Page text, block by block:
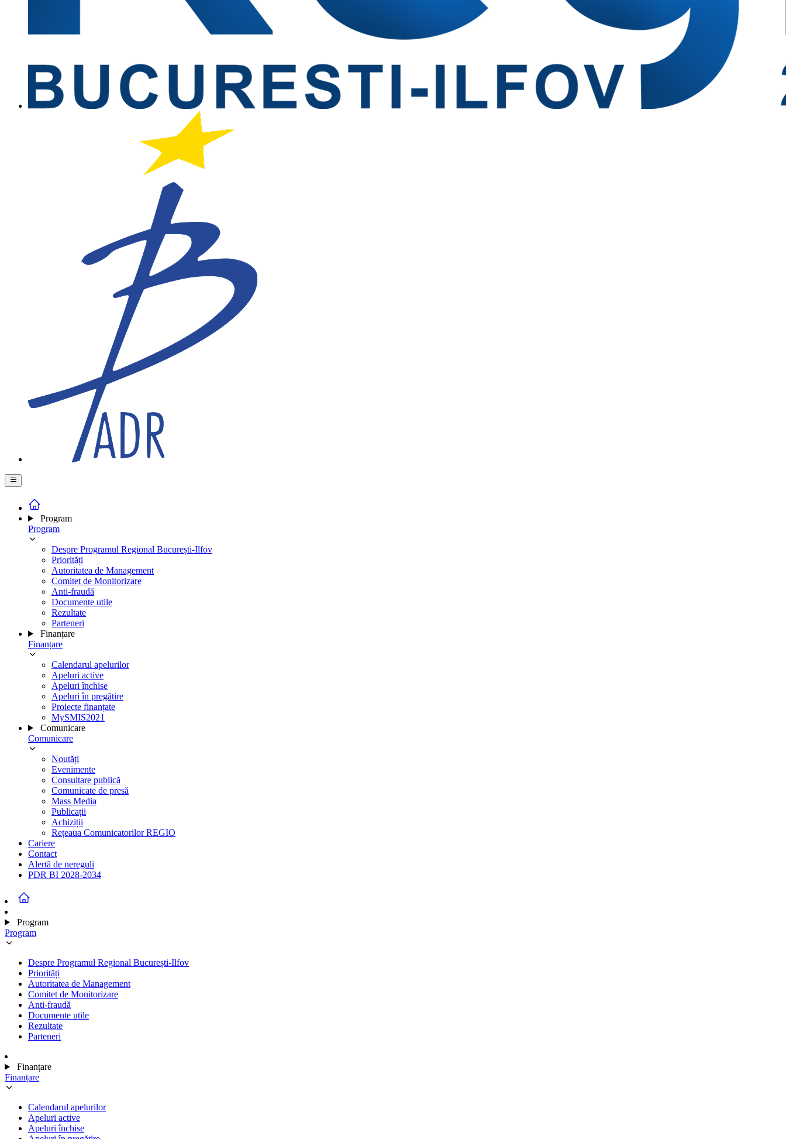
Program
Program
Despre Programul Regional București-Ilfov
Priorități
Autoritatea de Management
Comitet de Monitorizare
Anti-fraudă
Documente utile
Rezultate
Parteneri
Finanțare
Finanțare
Calendarul apelurilor
Apeluri active
Apeluri închise
Apeluri în pregătire
Proiecte finanțate
MySMIS2021
Comunicare
Comunicare
Noutăți
Evenimente
Consultare publică
Comunicate de presă
Mass Media
Publicații
Achiziții
Rețeaua Comunicatorilor REGIO
Cariere
Contact
Alertă de nereguli
PDR BI 2028-2034
Program
Program
Despre Programul Regional București-Ilfov
Priorități
Autoritatea de Management
Comitet de Monitorizare
Anti-fraudă
Documente utile
Rezultate
Parteneri
Finanțare
Finanțare
Calendarul apelurilor
Apeluri active
Apeluri închise